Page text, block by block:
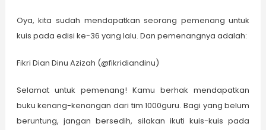
Oya, kita sudah mendapatkan seorang pemenang untuk
kuis pada edisi ke-36 yang lalu. Dan pemenangnya adalah:
Fikri Dian Dinu Azizah (@fikridiandinu)
Selamat untuk pemenang! Kamu berhak mendapatkan
buku kenang-kenangan dari tim 1000guru. Bagi yang belum
beruntung, jangan bersedih, silakan ikuti kuis-kuis pada